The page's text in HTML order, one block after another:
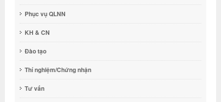
Phục vụ QLNN
KH & CN
Đào tạo
Thí nghiệm/Chứng nhận
Tư vấn